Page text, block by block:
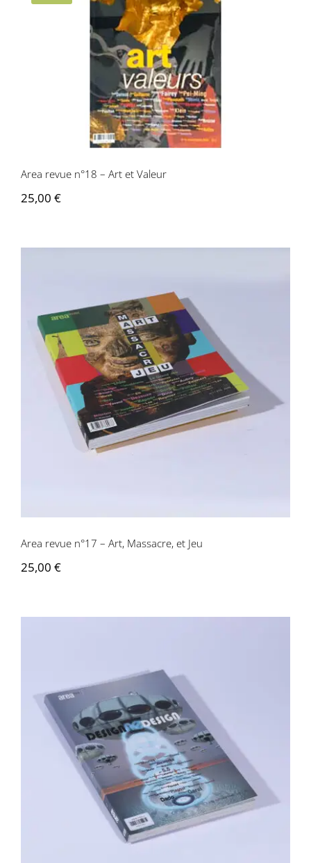
Area revue n°18 – Art et Valeur
Area revue n°18 – Art et Valeur
25,00 €
Area revue n°17 – Art, Massacre, et Jeu
Area revue n°17 – Art, Massacre, et Jeu
25,00 €
Area revue n°15 – Design, no design